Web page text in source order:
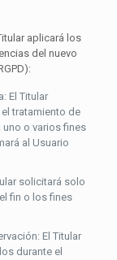
aplicará los
del nuevo
El Titular
tratamiento de
uno o varios fines
al Usuario
solicitará solo
fin o los fines
El Titular
durante el